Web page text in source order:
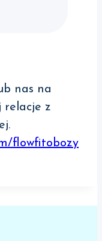
nas na
relacje z
flowfitobozy